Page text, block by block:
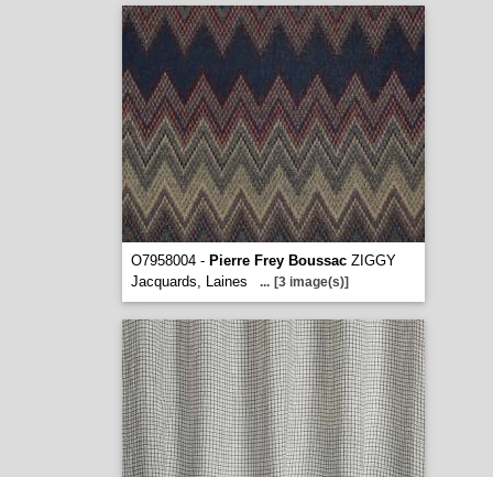
O7958004 - Pierre Frey BoussacZIGGY
Jacquards, Laines
... [3 image(s)]